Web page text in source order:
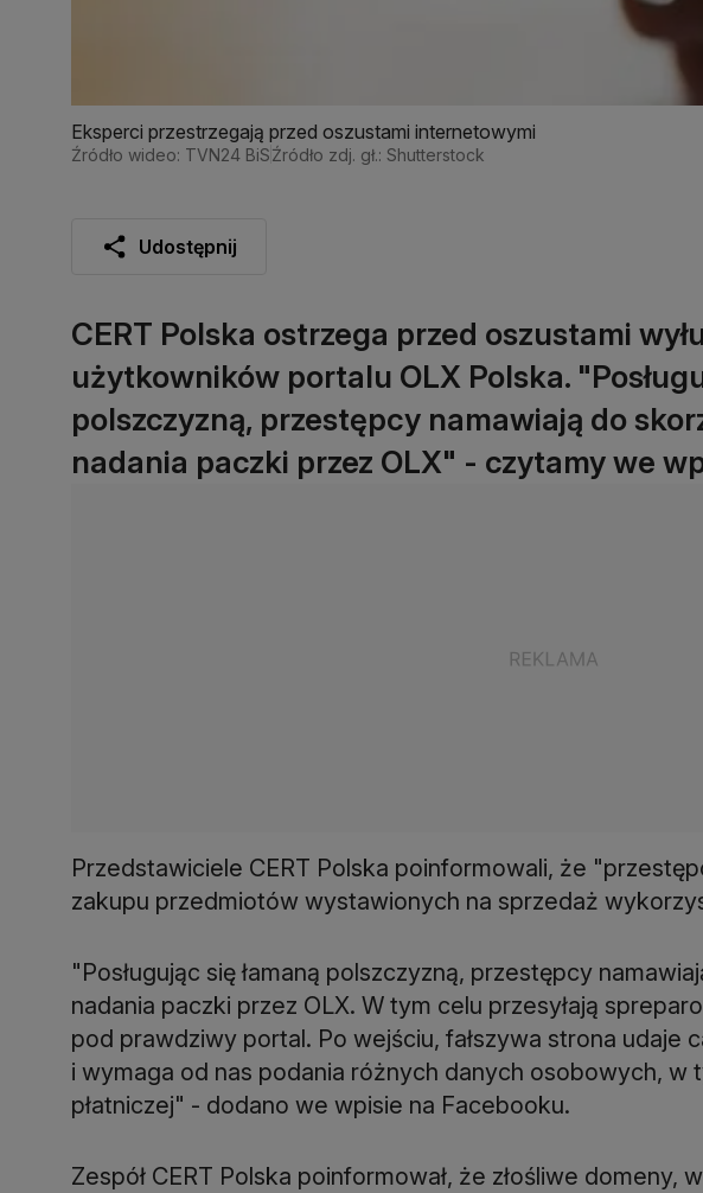
Eksperci przestrzegają przed oszustami internetowymi
Źródło wideo: TVN24 BiSŹródło zdj. gł.: Shutterstock
Udostępnij
CERT Polska ostrzega przed oszustami
użytkowników portalu OLX Polska.
polszczyzną, przestępcy namawiają do
nadania paczki przez OLX" - czytamy we
Przedstawiciele CERT Polska poinformowali, że
zakupu przedmiotów wystawionych na sprzedaż
"Posługując się łamaną polszczyzną, przestępcy
nadania paczki przez OLX. W tym celu przesyłają
pod prawdziwy portal. Po wejściu, fałszywa strona udaje
i wymaga od nas podania różnych danych osobowych, w
płatniczej" - dodano we wpisie na Facebooku.
Zespół CERT Polska poinformował, że złośliwe